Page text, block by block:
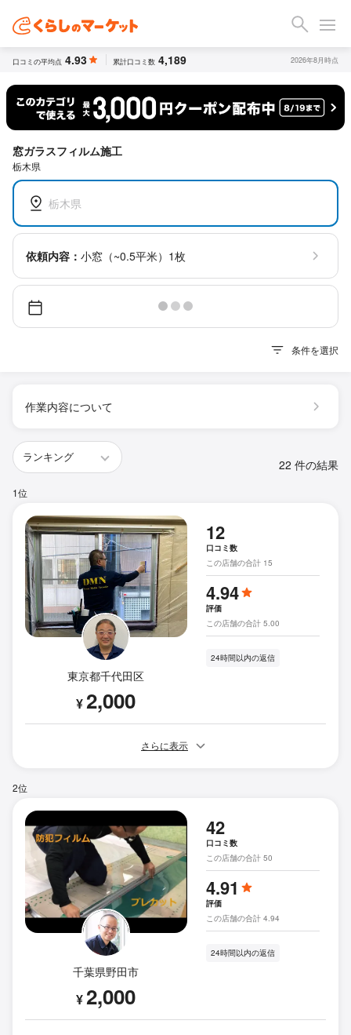
口コミの平均点 4.93 累計口コミ数 4,189 2026年8月時点
窓ガラスフィルム施工
栃木県
栃木県
依頼内容： 小窓（~0.5平米）1枚
条件を選択
作業内容について
22 件の結果
1位
東京都千代田区
¥2,000
12
口コミ数
この店舗の合計 15
4.94
評価
この店舗の合計 5.00
24時間以内の返信
さらに表示
2位
千葉県野田市
¥2,000
42
口コミ数
この店舗の合計 50
4.91
評価
この店舗の合計 4.94
24時間以内の返信